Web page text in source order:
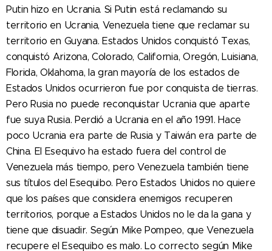
Putin hizo en Ucrania. Si Putin está reclamando su
territorio en Ucrania, Venezuela tiene que reclamar su
territorio en Guyana. Estados Unidos conquistó Texas,
conquistó Arizona, Colorado, California, Oregón, Luisiana,
Florida, Oklahoma, la gran mayoría de los estados de
Estados Unidos ocurrieron fue por conquista de tierras.
Pero Rusia no puede reconquistar Ucrania que aparte
fue suya Rusia. Perdió a Ucrania en el año 1991. Hace
poco Ucrania era parte de Rusia y Taiwán era parte de
China. El Esequivo ha estado fuera del control de
Venezuela más tiempo, pero Venezuela también tiene
sus títulos del Esequibo. Pero Estados Unidos no quiere
que los países que considera enemigos recuperen
territorios, porque a Estados Unidos no le da la gana y
tiene que disuadir. Según Mike Pompeo, que Venezuela
recupere el Esequibo es malo. Lo correcto según Mike